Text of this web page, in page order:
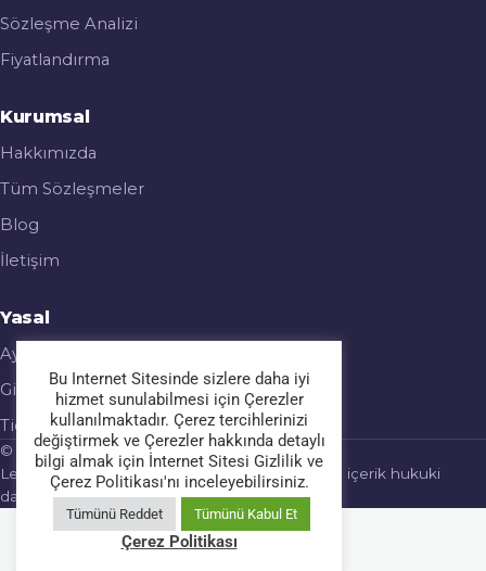
Sözleşme Analizi
Fiyatlandırma
Kurumsal
Hakkımızda
Tüm Sözleşmeler
Blog
İletişim
Yasal
Aydınlatma Metni
Gizlilik & Çerez Politikası
Ticari Elektronik İleti
© 2026 Legalmatic. Tüm hakları saklıdır.
Legalmatic bir hukuk bürosu değildir; sağlanan içerik hukuki
danışmanlık yerine geçmez.
Bu Internet Sitesinde sizlere daha iyi
hizmet sunulabilmesi için Çerezler
kullanılmaktadır. Çerez tercihlerinizi
değiştirmek ve Çerezler hakkında detaylı
bilgi almak için İnternet Sitesi Gizlilik ve
Çerez Politikası'nı inceleyebilirsiniz.
Tümünü Reddet Tümünü Kabul Et
Çerez Politikası